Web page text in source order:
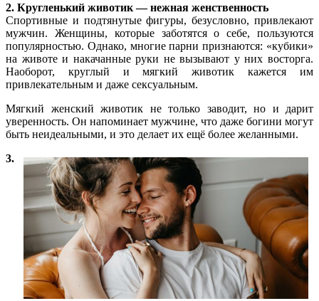
2. Кругленький животик — нежная женственность
Спортивные и подтянутые фигуры, безусловно, привлекают
мужчин. Женщины, которые заботятся о себе, пользуются
популярностью. Однако, многие парни признаются: «кубики»
на животе и накачанные руки не вызывают у них восторга.
Наоборот, круглый и мягкий животик кажется им
привлекательным и даже сексуальным.
Мягкий женский животик не только заводит, но и дарит
уверенность. Он напоминает мужчине, что даже богини могут
быть неидеальными, и это делает их ещё более желанными.
3.